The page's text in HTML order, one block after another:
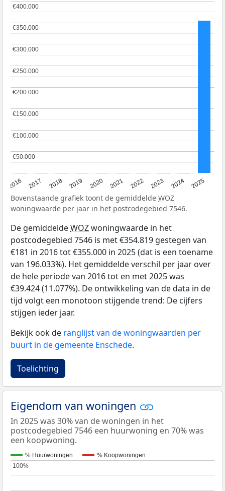
2016 2017 2018 2019 2020 2021 2022 2023 2024 2025
€50.000
€50.000
€100.000
€100.000
€150.000
€150.000
€200.000
€200.000
€250.000
€250.000
€300.000
€300.000
€350.000
€350.000
€400.000
€400.000
Bovenstaande grafiek toont de gemiddelde WOZ
woningwaarde per jaar in het postcodegebied 7546.
De gemiddeldeWOZwoningwaarde in het
postcodegebied 7546 is met €354.819 gestegen van
€181 in 2016 tot €355.000 in 2025 (dat is een toename
van 196.033%). Het gemiddelde verschil per jaar over
de hele periode van 2016 tot en met 2025 was
€39.424 (11.077%). De ontwikkeling van de data in de
tijd volgt een monotoon stijgende trend: De cijfers
stijgen ieder jaar.
Bekijk ook de ranglijst van de woningwaarden per
buurt in de gemeente Enschede.
Toelichting
Eigendom van woningen
In 2025 was 30% van de woningen in het
postcodegebied 7546 een huurwoning en 70% was
een koopwoning.
% Huurwoningen % Koopwoningen
100%
100%